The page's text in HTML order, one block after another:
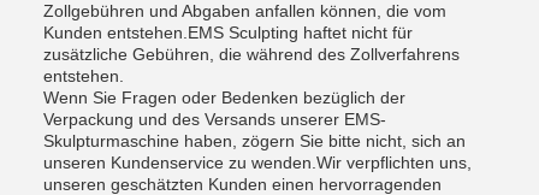
Zollgebühren und Abgaben anfallen können, die vom
Kunden entstehen.EMS Sculpting haftet nicht für
zusätzliche Gebühren, die während des Zollverfahrens
entstehen.
Wenn Sie Fragen oder Bedenken bezüglich der
Verpackung und des Versands unserer EMS-
Skulpturmaschine haben, zögern Sie bitte nicht, sich an
unseren Kundenservice zu wenden.Wir verpflichten uns,
unseren geschätzten Kunden einen hervorragenden